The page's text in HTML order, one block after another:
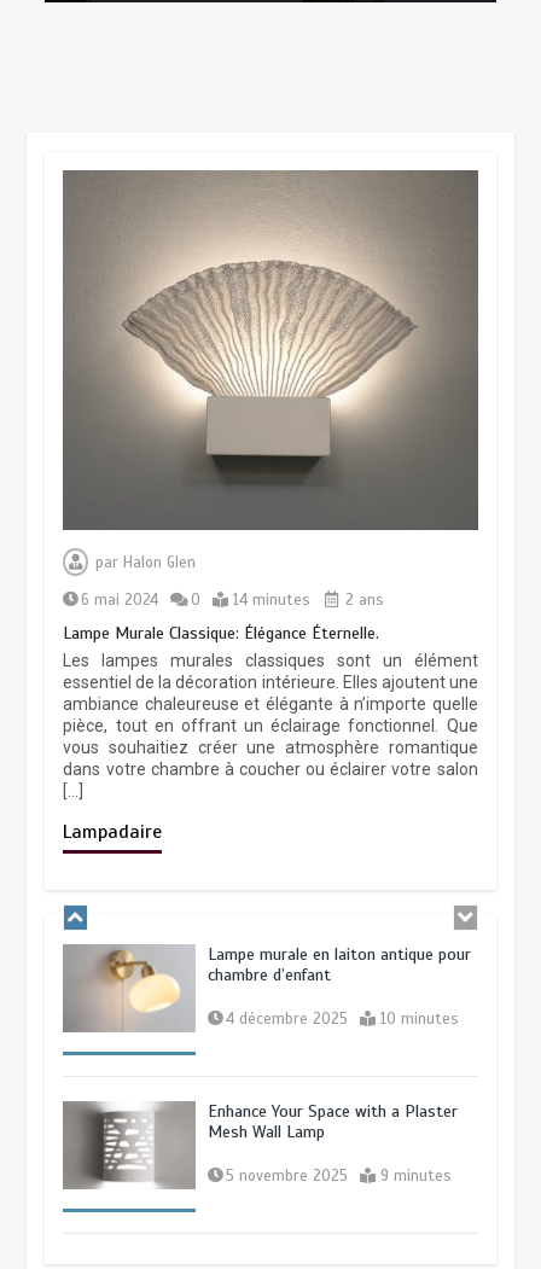
par Halon Glen
6 mai 2024
0 14 minutes 2 ans
Lampe Murale Classique: Élégance Éternelle.
Les lampes murales classiques sont un élément
essentiel de la décoration intérieure. Elles ajoutent une
ambiance chaleureuse et élégante à n’importe quelle
pièce, tout en offrant un éclairage fonctionnel. Que
vous souhaitiez créer une atmosphère romantique
dans votre chambre à coucher ou éclairer votre salon
Lampadaire
Luminaire de loft en acier noir:
Chandelier élégant
1 avril 2026 15 minutes
Lampe murale en laiton antique pour
chambre d’enfant
4 décembre 2025 10 minutes
Enhance Your Space with a Plaster
Mesh Wall Lamp
5 novembre 2025 9 minutes